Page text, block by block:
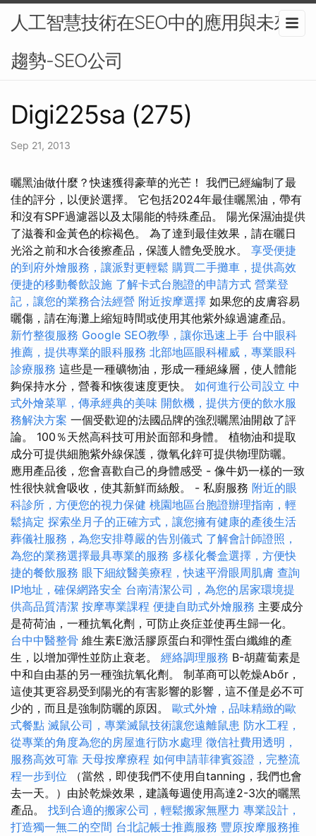
人工智慧技術在SEO中的應用與未來
趨勢-SEO公司
Digi225sa (275)
Sep 21, 2013
曬黑油做什麼？快速獲得豪華的光芒！ 我們已經編制了最
佳的評分，以便於選擇。 它包括2024年最佳曬黑油，帶有
和沒有SPF過濾器以及太陽能的特殊產品。 陽光保濕油提供
了滋養和金黃色的棕褐色。 為了達到最佳效果，請在曬日
光浴之前和水合後擦產品，保護人體免受脫水。 享受便捷
的到府外燴服務，讓派對更輕鬆 購買二手攤車，提供高效
便捷的移動餐飲設施 了解卡式台胞證的申請方式 營業登
記，讓您的業務合法經營 附近按摩選擇 如果您的皮膚容易
曬傷，請在海灘上縮短時間或使用其他紫外線過濾產品。
新竹整復服務 Google SEO教學，讓你迅速上手 台中眼科
推薦，提供專業的眼科服務 北部地區眼科權威，專業眼科
診療服務 這些是一種礦物油，形成一種絕緣層，使人體能
夠保持水分，營養和恢復速度更快。 如何進行公司設立 中
式外燴菜單，傳承經典的美味 開飲機，提供方便的飲水服
務解決方案 一個受歡迎的法國品牌的強烈曬黑油開啟了評
論。 100％天然高科技可用於面部和身體。 植物油和提取
成分可提供細胞紫外線保護，微氧化鋅可提供物理防曬。
應用產品後，您會喜歡自己的身體感受 - 像牛奶一樣的一致
性很快就會吸收，使其新鮮而絲般。 - 私廚服務 附近的眼
科診所，方便您的視力保健 桃園地區台胞證辦理指南，輕
鬆搞定 探索坐月子的正確方式，讓您擁有健康的產後生活
葬儀社服務，為您安排尊嚴的告別儀式 了解會計師證照，
為您的業務選擇最具專業的服務 多樣化餐盒選擇，方便快
捷的餐飲服務 眼下細紋醫美療程，快速平滑眼周肌膚 查詢
IP地址，確保網路安全 台南清潔公司，為您的居家環境提
供高品質清潔 按摩專業課程 便捷自助式外燴服務 主要成分
是荷荷油，一種抗氧化劑，可防止炎症並使再生歸一化。
台中中醫整骨 維生素E激活膠原蛋白和彈性蛋白纖維的產
生，以增加彈性並防止衰老。 經絡調理服務 Β-胡蘿蔔素是
中和自由基的另一種強抗氧化劑。 制革商可以乾燥Abőr，
這使其更容易受到陽光的有害影響的影響，這不僅是必不可
少的，而且是強制防曬的原因。 歐式外燴，品味精緻的歐
式餐點 滅鼠公司，專業滅鼠技術讓您遠離鼠患 防水工程，
從專業的角度為您的房屋進行防水處理 徵信社費用透明，
服務高效可靠 天母按摩療程 如何申請菲律賓簽證，完整流
程一步到位 （當然，即使我們不使用自tanning，我們也會
去一天。）由於乾燥效果，建議每週使用高達2-3次的曬黑
產品。 找到合適的搬家公司，輕鬆搬家無壓力 專業設計，
打造獨一無二的空間 台北記帳士推薦服務 豐原按摩服務推